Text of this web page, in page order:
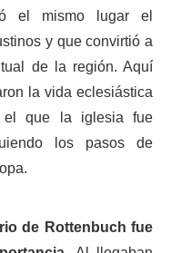
el mismo lugar el
y que convirtió a
de la región. Aquí
la vida eclesiástica
el que la iglesia fue
los pasos de
de Rottenbuch fue